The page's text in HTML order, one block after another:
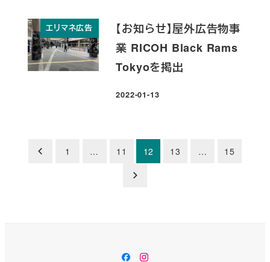
エリマネ広告
【お知らせ】屋外広告物事
業 RICOH Black Rams
Tokyoを掲出
投稿日
2022-01-13
1 … 11 12 13 … 15
Facebook
Instagram